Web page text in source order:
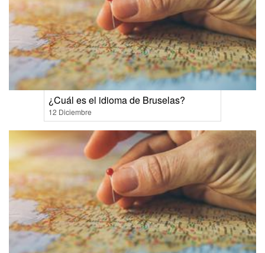
¿Cuál es el idioma de Bruselas?
12 Diciembre